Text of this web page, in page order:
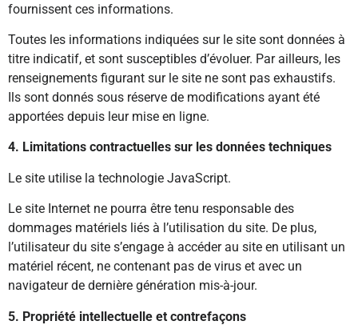
fournissent ces informations.
Toutes les informations indiquées sur le site sont données à
titre indicatif, et sont susceptibles d’évoluer. Par ailleurs, les
renseignements figurant sur le site ne sont pas exhaustifs.
Ils sont donnés sous réserve de modifications ayant été
apportées depuis leur mise en ligne.
4. Limitations contractuelles sur les données techniques
Le site utilise la technologie JavaScript.
Le site Internet ne pourra être tenu responsable des
dommages matériels liés à l’utilisation du site. De plus,
l’utilisateur du site s’engage à accéder au site en utilisant un
matériel récent, ne contenant pas de virus et avec un
navigateur de dernière génération mis-à-jour.
5. Propriété intellectuelle et contrefaçons